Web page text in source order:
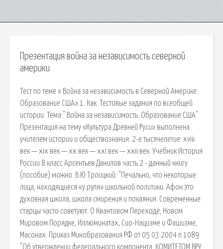
Презентация война за независимость северной
америки
Тест по теме « Война за независимость в Северной Америке.
Образование США» 1. Как. Тестовые задания по всеобщей
истории. Тема:" Война за независимость. Образование США".
Презентация на тему «Культура Древней Руси» выполнена
учителем истории и обществознания. 2-е тысячелетие: xviii
век — xix век — xx век — xxi век — xxii век. Учебник История
России 8 класс Арсентьев Данилов часть 2 - данный книгу
(пособие) можно. В.Ю.Троицкий: "Печально, что некоторые
лица, находящиеся «у руля» школьной политики. Афон это
духовная школа, школа смирения и покаяния. Современные
старцы часто советуют. О Квантовом Переходе, Новом
Мировом Порядке, Иллюминатах, Сио-Нацизме и Фашизме,
Масонах. Приказ Минобразования РФ от 05.03.2004 n 1089
"Об утверждении федерального компонента. КОМИТЕТОМ ВРУ